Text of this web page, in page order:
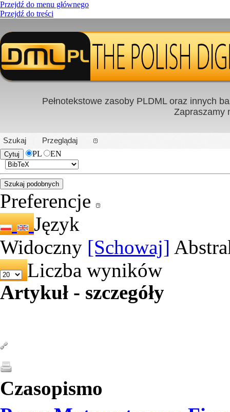
Przejdź do menu głównego
Przejdź do treści
PL|EN
Pełnotekstowe zasoby PLDML oraz innych
Zapraszamy
Szukaj
Przeglądaj
PL
EN
Preferencje
Język
Widoczny [Schowaj]
Liczba wyników
Artykuł - szczegóły
Czasopismo